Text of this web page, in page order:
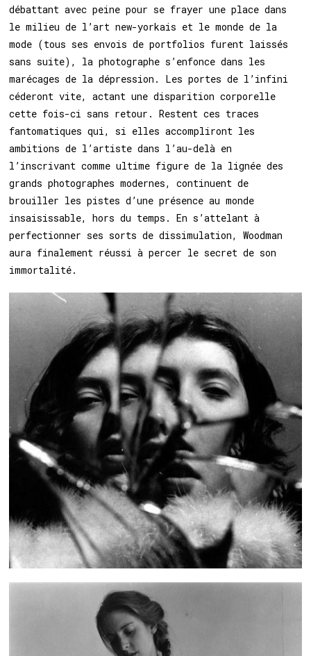
débattant avec peine pour se frayer une place dans
le milieu de l’art new-yorkais et le monde de la
mode (tous ses envois de portfolios furent laissés
sans suite), la photographe s’enfonce dans les
marécages de la dépression. Les portes de l’infini
céderont vite, actant une disparition corporelle
cette fois-ci sans retour. Restent ces traces
fantomatiques qui, si elles accompliront les
ambitions de l’artiste dans l’au-delà en
l’inscrivant comme ultime figure de la lignée des
grands photographes modernes, continuent de
brouiller les pistes d’une présence au monde
insaisissable, hors du temps. En s’attelant à
perfectionner ses sorts de dissimulation, Woodman
aura finalement réussi à percer le secret de son
immortalité.